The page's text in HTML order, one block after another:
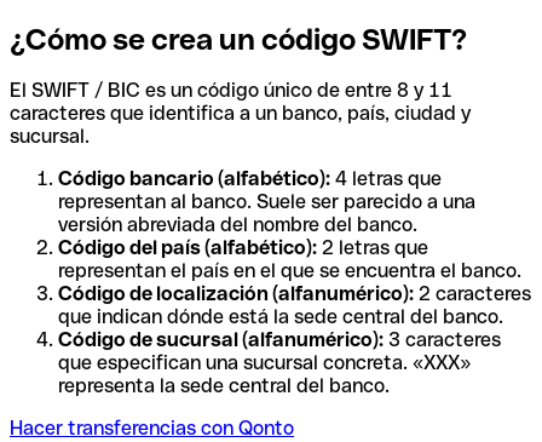
¿Cómo se crea un código SWIFT?
El SWIFT / BIC es un código único de entre 8 y 11
caracteres que identifica a un banco, país, ciudad y
sucursal.
Código bancario (alfabético): 4 letras que
representan al banco. Suele ser parecido a una
versión abreviada del nombre del banco.
Código del país (alfabético): 2 letras que
representan el país en el que se encuentra el banco.
Código de localización (alfanumérico): 2 caracteres
que indican dónde está la sede central del banco.
Código de sucursal (alfanumérico): 3 caracteres
que especifican una sucursal concreta. «XXX»
representa la sede central del banco.
Hacer transferencias con Qonto